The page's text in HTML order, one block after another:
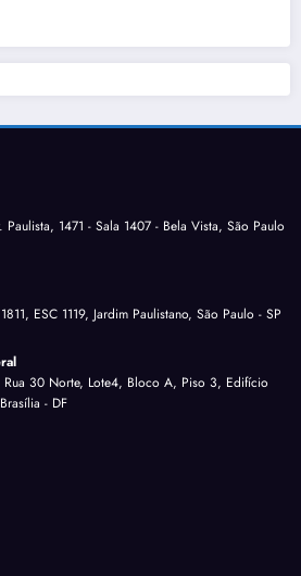
1471 - Sala 1407 - Bela Vista, São Paulo
ESC 1119, Jardim Paulistano, São Paulo - SP
Rua 30 Norte, Lote4, Bloco A, Piso 3, Edifício
- DF